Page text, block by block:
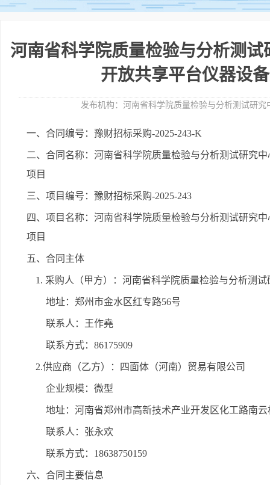
河南省科学院质量检验与分析测
开放共享平台仪器设
发布机构： 河南省科学院质量检验与分析测试研究
一、合同编号：豫财招标采购-2025-243-K
二、合同名称：河南省科学院质量检验与分析测试研究
项目
三、项目编号：豫财招标采购-2025-243
四、项目名称：河南省科学院质量检验与分析测试研究
项目
五、合同主体
1. 采购人（甲方）：河南省科学院质量检验与分析测试
地址：郑州市金水区红专路56号
联系人：王作堯
联系方式：86175909
2.供应商（乙方）：四面体（河南）贸易有限公司
企业规模：微型
地址：河南省郑州市高新技术产业开发区化工路南云
联系人：张永欢
联系方式：18638750159
六、合同主要信息